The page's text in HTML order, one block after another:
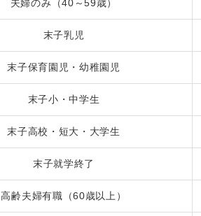
夫婦のみ（40～59歳）
末子乳児
末子保育園児・幼稚園児
末子小・中学生
末子高校・短大・大学生
末子就学終了
高齢夫婦有職（60歳以上）